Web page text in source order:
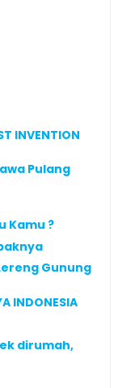
INVENTION
Pulang
Kamu ?
Gunung
INDONESIA
dirumah,